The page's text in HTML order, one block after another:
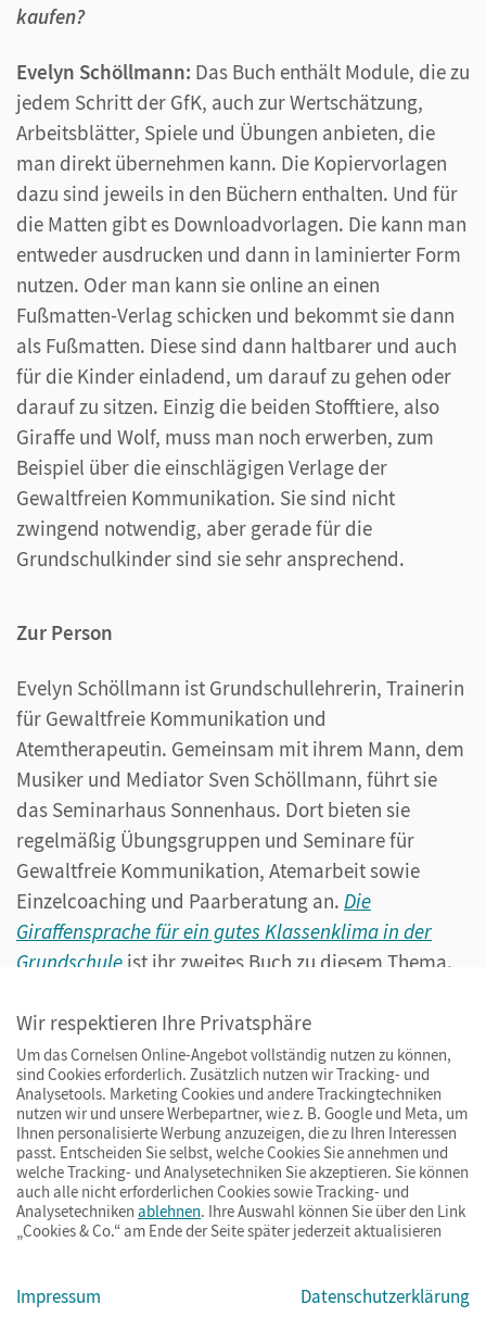
kaufen?
Evelyn Schöllmann: Das Buch enthält Module, die zu
jedem Schritt der GfK, auch zur Wertschätzung,
Arbeitsblätter, Spiele und Übungen anbieten, die
man direkt übernehmen kann. Die Kopiervorlagen
dazu sind jeweils in den Büchern enthalten. Und für
die Matten gibt es Downloadvorlagen. Die kann man
entweder ausdrucken und dann in laminierter Form
nutzen. Oder man kann sie online an einen
Fußmatten-Verlag schicken und bekommt sie dann
als Fußmatten. Diese sind dann haltbarer und auch
für die Kinder einladend, um darauf zu gehen oder
darauf zu sitzen. Einzig die beiden Stofftiere, also
Giraffe und Wolf, muss man noch erwerben, zum
Beispiel über die einschlägigen Verlage der
Gewaltfreien Kommunikation. Sie sind nicht
zwingend notwendig, aber gerade für die
Grundschulkinder sind sie sehr ansprechend.
Zur Person
Evelyn Schöllmann ist Grundschullehrerin, Trainerin
für Gewaltfreie Kommunikation und
Atemtherapeutin. Gemeinsam mit ihrem Mann, dem
Musiker und Mediator Sven Schöllmann, führt sie
das Seminarhaus Sonnenhaus. Dort bieten sie
regelmäßig Übungsgruppen und Seminare für
Gewaltfreie Kommunikation, Atemarbeit sowie
Einzelcoaching und Paarberatung an. Die
Giraffensprache für ein gutes Klassenklima in der
Grundschule ist ihr zweites Buch zu diesem Thema.
Kommunikation in der Sekundarstufe
Klasse
Wir respektieren Ihre Privatsphäre
Um das Cornelsen Online-Angebot vollständig nutzen zu können,
sind Cookies erforderlich. Zusätzlich nutzen wir Tracking- und
Analysetools. Marketing Cookies und andere Trackingtechniken
nutzen wir und unsere Werbepartner, wie z. B. Google und Meta, um
Ihnen personalisierte Werbung anzuzeigen, die zu Ihren Interessen
passt. Entscheiden Sie selbst, welche Cookies Sie annehmen und
welche Tracking- und Analysetechniken Sie akzeptieren. Sie können
auch alle nicht erforderlichen Cookies sowie Tracking- und
Analysetechniken ablehnen. Ihre Auswahl können Sie über den Link
„Cookies & Co.“ am Ende der Seite später jederzeit aktualisieren
Impressum Datenschutzerklärung